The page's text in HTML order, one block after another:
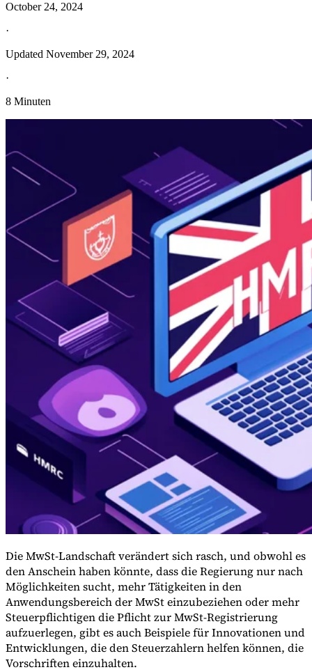
Entdecken
Länder-Steuerleitfäden
Alle LeitfädenEuropaAmerikaAsien-PazifikAfrika
October 24, 2024
·
Updated November 29, 2024
·
8 Minuten
Die MwSt-Landschaft verändert sich rasch, und obwohl es
den Anschein haben könnte, dass die Regierung nur nach
Möglichkeiten sucht, mehr Tätigkeiten in den
Anwendungsbereich der MwSt einzubeziehen oder mehr
Steuerpflichtigen die Pflicht zur MwSt-Registrierung
aufzuerlegen, gibt es auch Beispiele für Innovationen und
Entwicklungen, die den Steuerzahlern helfen können, die
Vorschriften einzuhalten.